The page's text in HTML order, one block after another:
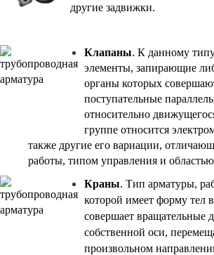
другие задвижки.
Клапаны. К данному
элементы, запирающие
органы которых
поступательные
относительно
группе относится
также другие его вариации, отли
работы, типом управления и
Краны. Тип арматуры,
которой имеет форму тел
совершает вращательные
собственной оси,
произвольном